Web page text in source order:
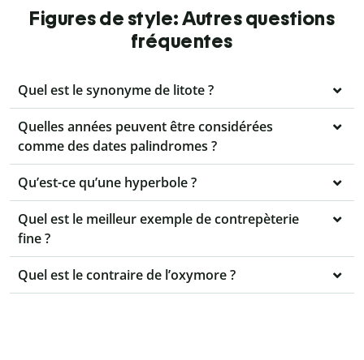
Figures de style: Autres questions
fréquentes
Quel est le synonyme de litote ?
Quelles années peuvent être considérées
comme des dates palindromes ?
Qu’est-ce qu’une hyperbole ?
Quel est le meilleur exemple de contrepèterie
fine ?
Quel est le contraire de l’oxymore ?